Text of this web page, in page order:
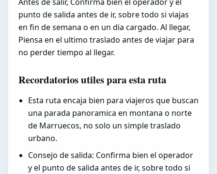
punto de salida antes de ir, sobre todo si viajas
en fin de semana o en un dia cargado. Al llegar,
Piensa en el ultimo traslado antes de viajar para
no perder tiempo al llegar.
Recordatorios utiles para esta ruta
Esta ruta encaja bien para viajeros que buscan
una parada panoramica en montana o norte
de Marruecos, no solo un simple traslado
urbano.
Consejo de salida: Confirma bien el operador
y el punto de salida antes de ir, sobre todo si